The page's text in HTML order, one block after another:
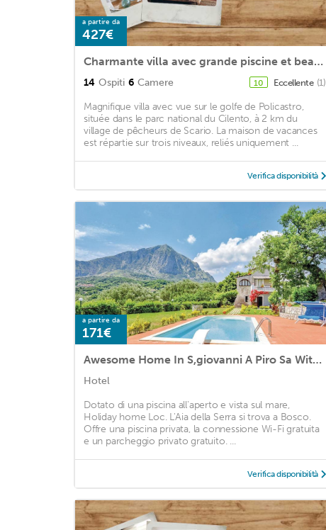
a partire da
427€
Charmante villa avec grande piscine et beaucoup de style
14 Ospiti 6 Camere 10 Eccellente (1)
Magnifique villa avec vue sur le golfe de Policastro,
située dans le parc national du Cilento, à 2 km du
village de pêcheurs de Scario. La maison de vacances
est répartie sur trois niveaux, reliés uniquement ...
Verifica disponibilità
a partire da
171€
Awesome Home In S,giovanni A Piro Sa With 6 Bedrooms, Wifi And Private Swimming Pool
Hotel
Dotato di una piscina all'aperto e vista sul mare,
Holiday home Loc. L'Aia della Serra si trova a Bosco.
Offre una piscina privata, la connessione Wi-Fi gratuita
e un parcheggio privato gratuito. ...
Verifica disponibilità